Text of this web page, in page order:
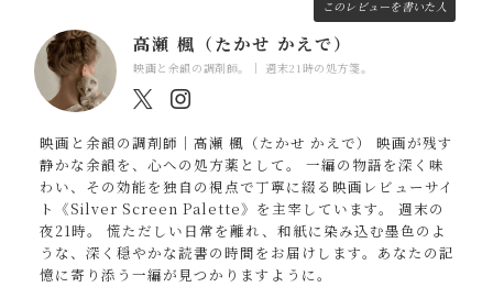
このレビューを書いた人
高瀬 楓（たかせ かえで）
映画と余韻の調剤師。｜ 週末21時の処方箋。
映画と余韻の調剤師｜高瀬 楓（たかせ かえで） 映画が残す
静かな余韻を、心への処方薬として。 一編の物語を深く味
わい、その効能を独自の視点で丁寧に綴る映画レビューサイ
ト《Silver Screen Palette》を主宰しています。 週末の
夜21時。 慌ただしい日常を離れ、和紙に染み込む墨色のよ
うな、深く穏やかな読書の時間をお届けします。あなたの記
憶に寄り添う一編が見つかりますように。